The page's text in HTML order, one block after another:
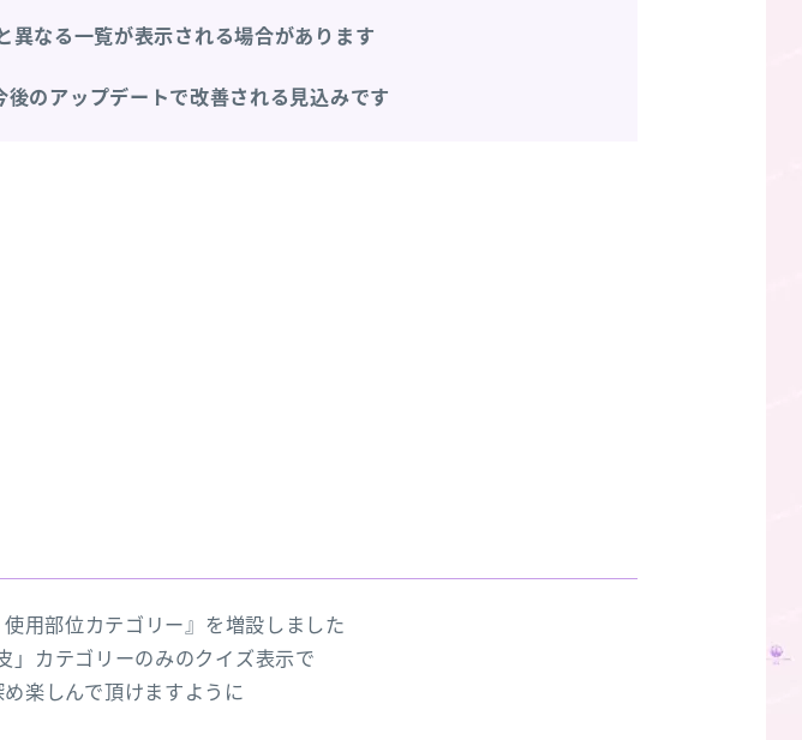
異なる一覧が表示される場合があります
後のアップデートで改善される見込みです
用部位カテゴリー』を増設しました
」カテゴリーのみのクイズ表示で
楽しんで頂けますように